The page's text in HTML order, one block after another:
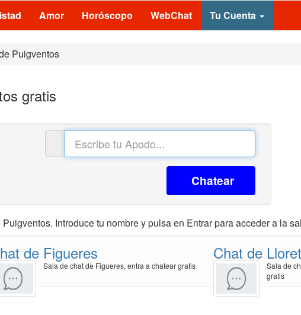
Amor Horóscopo WebChat Tu Cuenta
Puigventos
gratis
Chatear
Introduce tu nombre y pulsa en Entrar para acceder a la
de Figueres
Sala de chat de Figueres, entra a chatear gratis
Chat de
Sala de
gratis